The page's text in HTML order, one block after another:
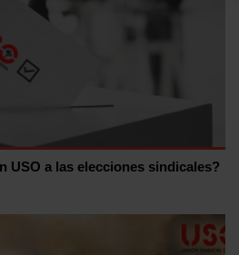
USO a las elecciones sindicales?